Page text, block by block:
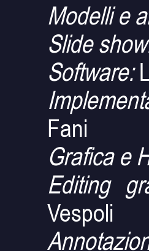
Modelli e
Slide
Software:
Fani
Grafica e
Editing
Vespoli